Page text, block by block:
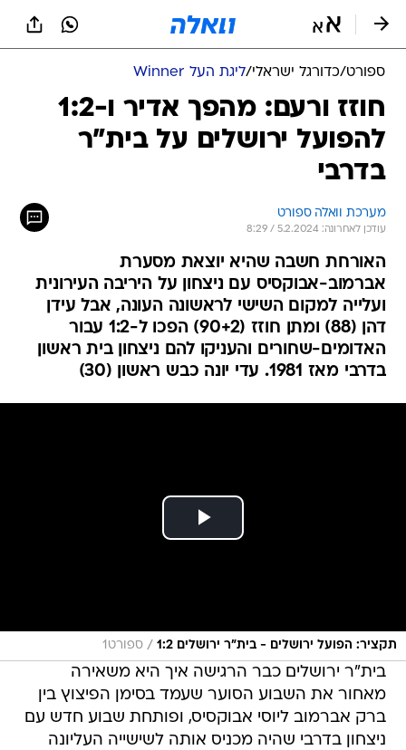
ספורט/כדורגל ישראלי/ליגת העל Winner
חוזז ורעם: מהפך אדיר ו-1:2
להפועל ירושלים על בית"ר
בדרבי
מערכת וואלה ספורט
עודכן לאחרונה: 5.2.2024 / 8:29
האורחת חשבה שהיא יוצאת מסערת
אברמוב-אבוקסיס עם ניצחון על היריבה העירונית
ועלייה למקום השישי לראשונה העונה, אבל עידן
דהן (88) ומתן חוזז (90+2) הפכו ל-1:2 עבור
האדומים-שחורים והעניקו להם ניצחון בית ראשון
בדרבי מאז 1981. עדי יונה כבש ראשון (30)
תקציר: הפועל ירושלים - בית"ר ירושלים 1:2 / ספורט1
בית"ר ירושלים כבר הרגישה איך היא משאירה
מאחור את השבוע הסוער שעמד בסימן הפיצוץ בין
ברק אברמוב ליוסי אבוקסיס, ופותחת שבוע חדש עם
ניצחון בדרבי שהיה מכניס אותה לשישייה העליונה